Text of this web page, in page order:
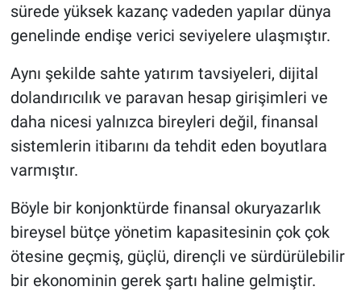
sürede yüksek kazanç vadeden yapılar dünya
genelinde endişe verici seviyelere ulaşmıştır.
Aynı şekilde sahte yatırım tavsiyeleri, dijital
dolandırıcılık ve paravan hesap girişimleri ve
daha nicesi yalnızca bireyleri değil, finansal
sistemlerin itibarını da tehdit eden boyutlara
varmıştır.
Böyle bir konjonktürde finansal okuryazarlık
bireysel bütçe yönetim kapasitesinin çok çok
ötesine geçmiş, güçlü, dirençli ve sürdürülebilir
bir ekonominin gerek şartı haline gelmiştir.